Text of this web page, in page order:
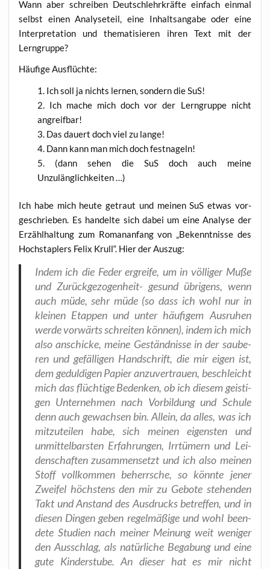
Wann aber schrei­ben Deutsch­lehr­kräf­te ein­fach ein­mal
selbst einen Ana­ly­se­teil, eine Inhalts­an­ga­be oder eine
Inter­pre­ta­ti­on und the­ma­ti­sie­ren ihren Text mit der
Lerngruppe?
Häu­fi­ge Ausflüchte:
Ich soll ja nichts ler­nen, son­dern die SuS!
Ich mache mich doch vor der Lern­grup­pe nicht
angreifbar!
Das dau­ert doch viel zu lange!
Dann kann man mich doch festnageln!
(dann sehen die SuS doch auch mei­ne
Unzulänglichkeiten …)
Ich habe mich heu­te getraut und mei­nen SuS etwas vor-
geschrie­ben. Es han­del­te sich dabei um eine Ana­ly­se der
Erzähl­hal­tung zum Roman­an­fang von „Bekennt­nis­se des
Hoch­stap­lers Felix Krull“. Hier der Auszug:
Indem ich die Feder ergrei­fe, um in völ­li­ger Muße
und Zurück­ge­zo­gen­heit- gesund übri­gens, wenn
auch müde, sehr müde (so dass ich wohl nur in
klei­nen Etap­pen und unter häu­fi­gem Aus­ru­hen
wer­de vor­wärts schrei­ten kön­nen), indem ich mich
also anschi­cke, mei­ne Geständ­nis­se in der sau­be­
ren und gefäl­li­gen Hand­schrift, die mir eigen ist,
dem gedul­di­gen Papier anzu­ver­trau­en, beschleicht
mich das flüch­ti­ge Beden­ken, ob ich die­sem geis­ti­
gen Unter­neh­men nach Vor­bil­dung und Schu­le
denn auch gewach­sen bin. Allein, da alles, was ich
mit­zu­tei­len habe, sich mei­nen eigens­ten und
unmit­tel­bars­ten Erfah­run­gen, Irr­tü­mern und Lei­
den­schaf­ten zusam­men­setzt und ich also mei­nen
Stoff voll­kom­men beherr­sche, so könn­te jener
Zwei­fel höchs­tens den mir zu Gebo­te ste­hen­den
Takt und Anstand des Aus­drucks betref­fen, und in
die­sen Din­gen geben regel­mä­ßi­ge und wohl been­
de­te Stu­di­en nach mei­ner Mei­nung weit weni­ger
den Aus­schlag, als natür­li­che Bega­bung und eine
gute Kin­der­stu­be. An die­ser hat es mir nicht